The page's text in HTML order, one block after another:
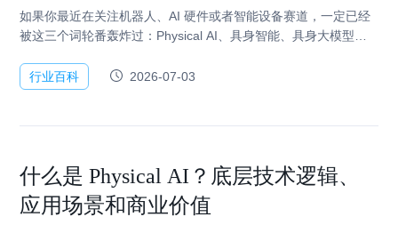
如果你最近在关注机器人、AI 硬件或者智能设备赛道，一定已经
被这三个词轮番轰炸过：Physical AI、具身智能、具身大模型。
候又感觉在说完全…
行业百科 2026-07-03
什么是 Physical AI？底层技术逻辑、
应用场景和商业价值